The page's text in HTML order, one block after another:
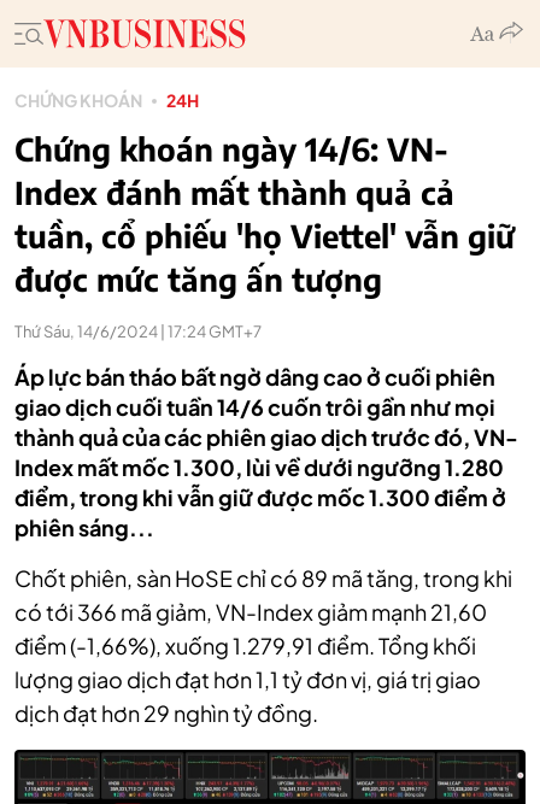
CHỨNG KHOÁN 24H
Chứng khoán ngày 14/6: VN-
Index đánh mất thành quả cả
tuần, cổ phiếu 'họ Viettel' vẫn giữ
được mức tăng ấn tượng
Thứ Sáu, 14/6/2024 | 17:24 GMT+7
Áp lực bán tháo bất ngờ dâng cao ở cuối phiên
giao dịch cuối tuần 14/6 cuốn trôi gần như mọi
thành quả của các phiên giao dịch trước đó, VN-
Index mất mốc 1.300, lùi về dưới ngưỡng 1.280
điểm, trong khi vẫn giữ được mốc 1.300 điểm ở
phiên sáng...
Chốt phiên, sàn HoSE chỉ có 89 mã tăng, trong khi
có tới 366 mã giảm, VN-Index giảm mạnh 21,60
điểm (-1,66%), xuống 1.279,91 điểm. Tổng khối
lượng giao dịch đạt hơn 1,1 tỷ đơn vị, giá trị giao
dịch đạt hơn 29 nghìn tỷ đồng.